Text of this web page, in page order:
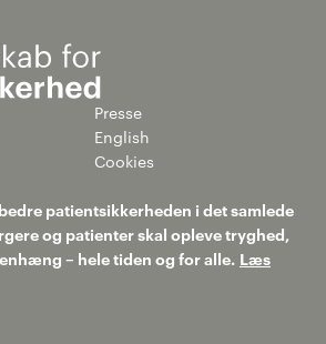
Presse
English
Cookies
patientsikkerheden i det samlede
og patienter skal opleve tryghed,
– hele tiden og for alle. Læs